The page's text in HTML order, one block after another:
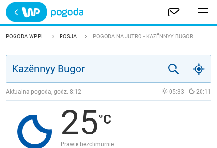
Trwa ładowanie
POLSKA
JAKOŚĆ POWIETRZA
POGODA WP.PL ROSJA POGODA NA JUTRO - KAZËNNYY BUGOR
Aktualna pogoda, godz. 8:12 05:33 20:11
25
Prawie bezchmurnie